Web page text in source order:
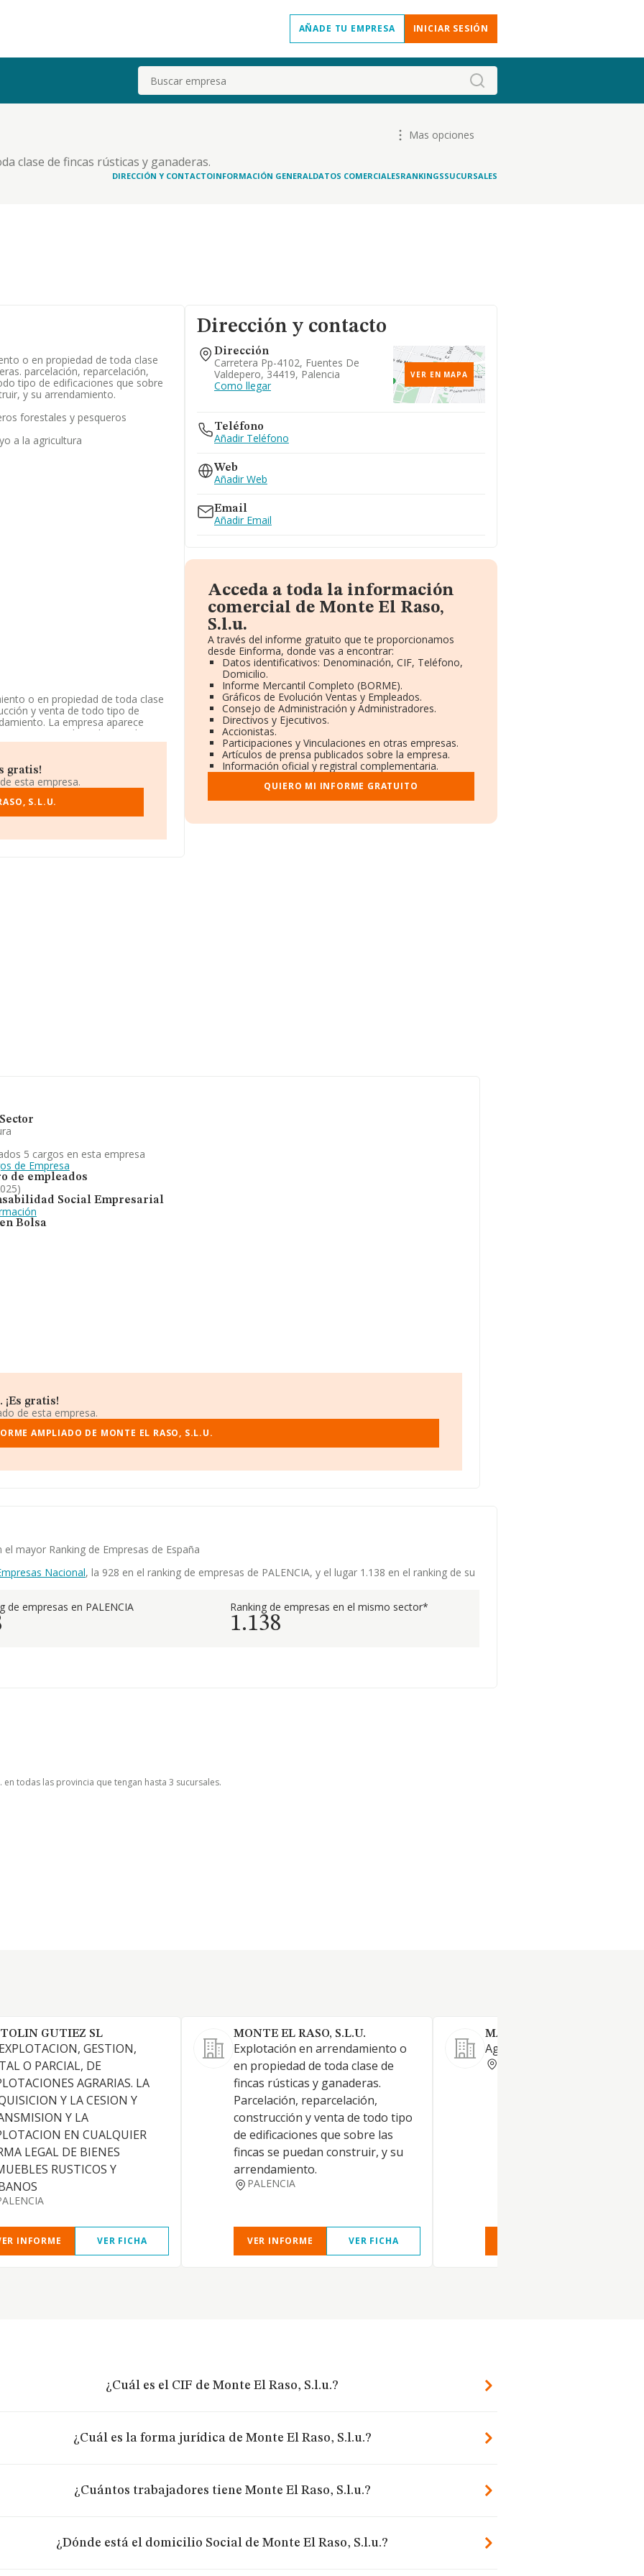
AÑADE TU EMPRESA INICIAR SESIÓN
Buscar
clase de fincas rústicas y ganaderas.
tipo de edificaciones que sobre las fincas se
Mas opciones
DIRECCIÓN Y CONTACTOINFORMACIÓN GENERALDATOS COMERCIALESRANKINGSSUCURSALES
o en propiedad de toda clase
parcelación, reparcelación,
tipo de edificaciones que sobre
y su arrendamiento.
forestales y pesqueros
a la agricultura
o en propiedad de toda clase
y venta de todo tipo de
La empresa aparece
0111 - 'Cultivo de cereales
no tiene actividad en mercados
datos disponibles en INFORMA,
en el ranking sectorial
LimitadayExplotacion
gratis!
esta empresa.
S.L.U.
Dirección y contacto
Dirección
Carretera Pp-4102, Fuentes De
Valdepero, 34419, Palencia
Como llegar
VER EN MAPA
Teléfono
Añadir Teléfono
Web
Añadir Web
Email
Añadir Email
Acceda a toda la información
comercial de Monte El Raso,
S.l.u.
A través del informe gratuito que te proporcionamos
desde Einforma, donde vas a encontrar:
Datos identificativos: Denominación, CIF, Teléfono,
Domicilio.
Informe Mercantil Completo (BORME).
Gráficos de Evolución Ventas y Empleados.
Consejo de Administración y Administradores.
Directivos y Ejecutivos.
Accionistas.
Participaciones y Vinculaciones en otras empresas.
Artículos de prensa publicados sobre la empresa.
Información oficial y registral complementaria.
QUIERO MI INFORME GRATUITO
5 cargos en esta empresa
de Empresa
de empleados
Social Empresarial
Bolsa
gratis!
de esta empresa.
AMPLIADO DE MONTE EL RASO, S.L.U.
mayor Ranking de Empresas de España
Nacional, la 928 en el ranking de empresas de PALENCIA, y el lugar 1.138 en el ranking de su
de empresas en PALENCIA Ranking de empresas en el mismo sector*
1.138
todas las provincia que tengan hasta 3 sucursales.
GUTIEZ SL
GESTION,
O PARCIAL, DE
AGRARIAS. LA
Y LA CESION Y
Y LA
EN CUALQUIER
LEGAL DE BIENES
RUSTICOS Y
INFORME VER FICHA
MONTE EL RASO, S.L.U.
Explotación en arrendamiento o
en propiedad de toda clase de
fincas rústicas y ganaderas.
Parcelación, reparcelación,
construcción y venta de todo tipo
de edificaciones que sobre las
fincas se puedan construir, y su
arrendamiento.
PALENCIA
VER INFORME VER FICHA
MACINTOS SL
Agricultura de cereal
¿Cuál es el CIF de Monte El Raso, S.l.u.?
¿Cuál es la forma jurídica de Monte El Raso, S.l.u.?
¿Cuántos trabajadores tiene Monte El Raso, S.l.u.?
¿Dónde está el domicilio Social de Monte El Raso, S.l.u.?